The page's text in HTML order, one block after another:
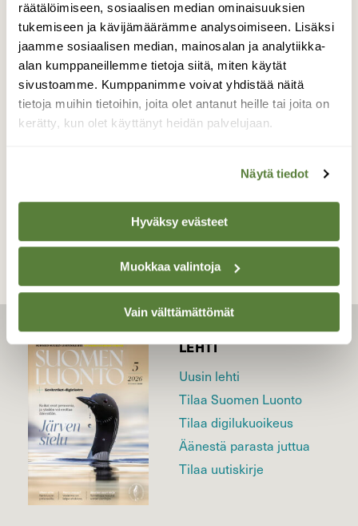
räätälöimiseen, sosiaalisen median ominaisuuksien
tukemiseen ja kävijämäärämme analysoimiseen. Lisäksi
jaamme sosiaalisen median, mainosalan ja analytiikka-
alan kumppaneillemme tietoja siitä, miten käytät
sivustoamme. Kumppanimme voivat yhdistää näitä
tietoja muihin tietoihin, joita olet antanut heille tai joita on
kerätty, kun olet käyttänyt heidän palvelujaan.
Näytä tiedot
Hyväksy evästeet
Muokkaa valintoja
Vain välttämättömät
UUTISET
Ympäristö nyt: Uudessa
alueidenkäyttölaissa
heikennetään kuntalaisten
LEHTI
Uusin lehti
Tilaa Suomen Luonto
Tilaa digilukuoikeus
Äänestä parasta juttua
Tilaa uutiskirje